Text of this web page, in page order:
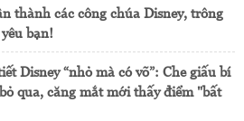
thành các công chúa Disney, trông
bạn!
Disney “nhỏ mà có võ”: Che giấu bí
qua, căng mắt mới thấy điểm "bất